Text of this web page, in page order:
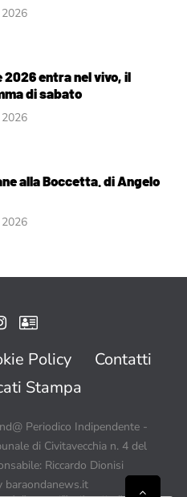
entra nel vivo, il
di sabato
alla Boccetta. di Angelo
Policy
Contatti
Stampa
Periodico Indipendente -
di Civitavecchia n. 4 del
Riccardo Dionisi